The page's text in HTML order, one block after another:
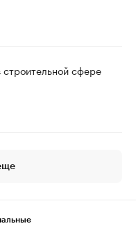
сфере